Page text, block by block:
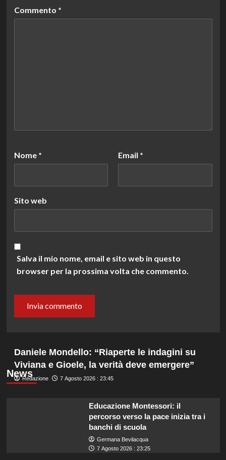
Commento *
Nome * Email *
Sito web
Salva il mio nome, email e sito web in questo
browser per la prossima volta che commento.
News
Daniele Mondello: “Riaperte le indagini su
Viviana e Gioele, la verità deve emergere”
Redazione 7 Agosto 2026 : 23:45
Educazione Montessori: il
percorso verso la pace inizia tra i
banchi di scuola
Germana Bevilacqua
7 Agosto 2026 : 23:25